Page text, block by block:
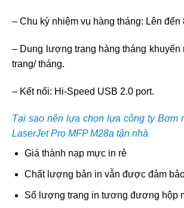
– Chu kỳ nhiệm vụ hàng tháng: Lên đến
– Dung lượng trang hàng tháng khuyến
trang/ tháng.
– Kết nối: Hi-Speed USB 2.0 port.
Tại sao nên lựa chọn lựa công ty Bơm
LaserJet Pro MFP M28a tận nhà
Giá thành nạp mực in rẻ
Chất lượng bản in vẫn được đảm
Số lượng trang in tương đương hộp